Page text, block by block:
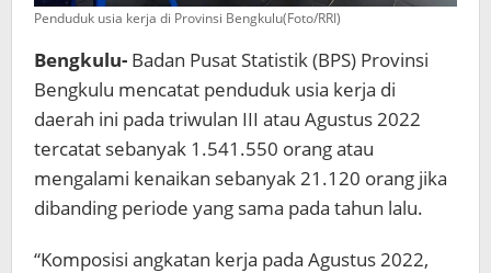
Penduduk usia kerja di Provinsi Bengkulu(Foto/RRI)
Bengkulu- Badan Pusat Statistik (BPS) Provinsi
Bengkulu mencatat penduduk usia kerja di
daerah ini pada triwulan III atau Agustus 2022
tercatat sebanyak 1.541.550 orang atau
mengalami kenaikan sebanyak 21.120 orang jika
dibanding periode yang sama pada tahun lalu.
“Komposisi angkatan kerja pada Agustus 2022,